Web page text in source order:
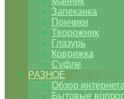
Запеканка
Пончики
Творожник
Глазурь
Коврижка
Суфле
РАЗНОЕ
Обзор интернета
Бытовые